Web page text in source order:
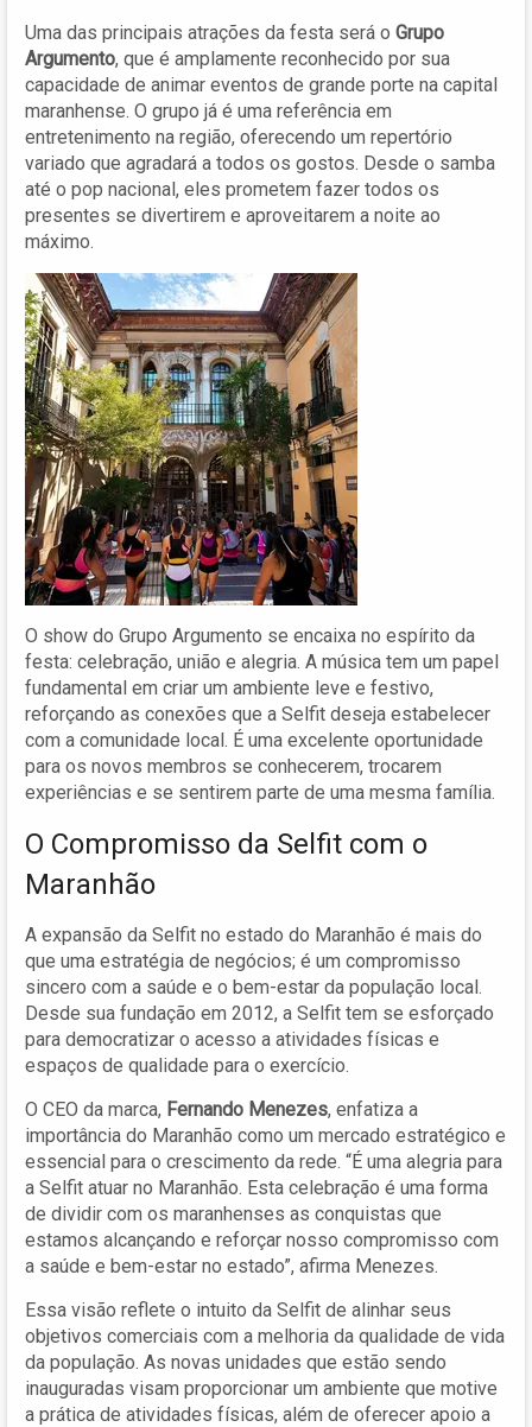
Uma das principais atrações da festa será o Grupo
Argumento, que é amplamente reconhecido por sua
capacidade de animar eventos de grande porte na capital
maranhense. O grupo já é uma referência em
entretenimento na região, oferecendo um repertório
variado que agradará a todos os gostos. Desde o samba
até o pop nacional, eles prometem fazer todos os
presentes se divertirem e aproveitarem a noite ao
máximo.
O show do Grupo Argumento se encaixa no espírito da
festa: celebração, união e alegria. A música tem um papel
fundamental em criar um ambiente leve e festivo,
reforçando as conexões que a Selfit deseja estabelecer
com a comunidade local. É uma excelente oportunidade
para os novos membros se conhecerem, trocarem
experiências e se sentirem parte de uma mesma família.
O Compromisso da Selfit com o
Maranhão
A expansão da Selfit no estado do Maranhão é mais do
que uma estratégia de negócios; é um compromisso
sincero com a saúde e o bem-estar da população local.
Desde sua fundação em 2012, a Selfit tem se esforçado
para democratizar o acesso a atividades físicas e
espaços de qualidade para o exercício.
O CEO da marca, Fernando Menezes, enfatiza a
importância do Maranhão como um mercado estratégico e
essencial para o crescimento da rede. “É uma alegria para
a Selfit atuar no Maranhão. Esta celebração é uma forma
de dividir com os maranhenses as conquistas que
estamos alcançando e reforçar nosso compromisso com
a saúde e bem-estar no estado”, afirma Menezes.
Essa visão reflete o intuito da Selfit de alinhar seus
objetivos comerciais com a melhoria da qualidade de vida
da população. As novas unidades que estão sendo
inauguradas visam proporcionar um ambiente que motive
a prática de atividades físicas, além de oferecer apoio a